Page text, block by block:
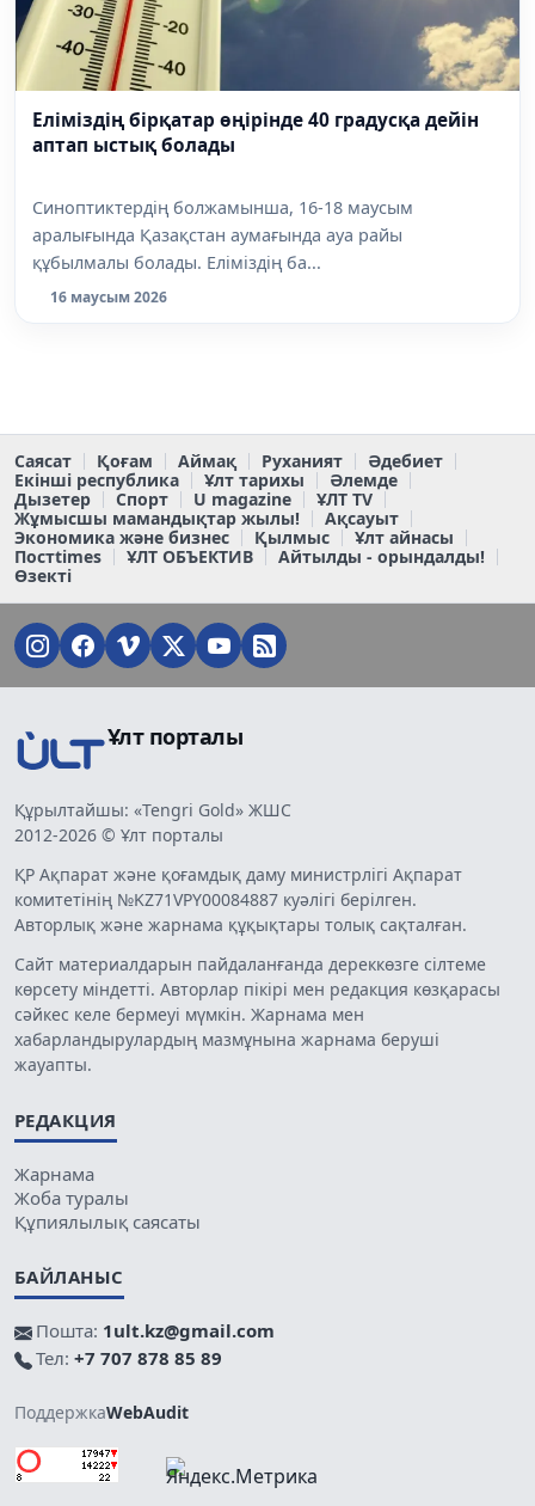
Еліміздің бірқатар өңірінде 40 градусқа дейін
аптап ыстық болады
Синоптиктердің болжамынша, 16-18 маусым
аралығында Қазақстан аумағында ауа райы
құбылмалы болады. Еліміздің ба...
16 маусым 2026
Саясат Қоғам Аймақ Руханият
Әдебиет
Екінші республика
Ұлт тарихы
Әлемде
Дызетер
Спорт U magazine
ҰЛТ TV
Жұмысшы мамандықтар жылы!
Ақсауыт
Экономика және бизнес
Қылмыс
Ұлт айнасы
Постtimes
ҰЛТ ОБЪЕКТИВ
Айтылды - орындалды!
Өзекті
Ұлт порталы
Құрылтайшы: «Tengri Gold» ЖШС
2012-2026 © Ұлт порталы
ҚР Ақпарат және қоғамдық даму министрлігі Ақпарат
комитетінің №KZ71VPY00084887 куәлігі берілген.
Авторлық және жарнама құқықтары толық сақталған.
Сайт материалдарын пайдаланғанда дереккөзге сілтеме
көрсету міндетті. Авторлар пікірі мен редакция көзқарасы
сәйкес келе бермеуі мүмкін. Жарнама мен
хабарландырулардың мазмұнына жарнама беруші
жауапты.
РЕДАКЦИЯ
Жарнама
Жоба туралы
Құпиялылық саясаты
БАЙЛАНЫС
Пошта: 1ult.kz@gmail.com
Тел: +7 707 878 85 89
ПоддержкаWebAudit